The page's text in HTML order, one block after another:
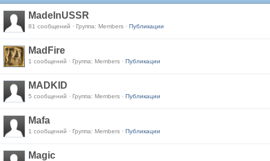
MadeInUSSR
81 сообщений · Группа: Members · Публикации
MadFire
1 сообщений · Группа: Members · Публикации
MADKID
5 сообщений · Группа: Members · Публикации
Mafa
1 сообщений · Группа: Members · Публикации
Magic